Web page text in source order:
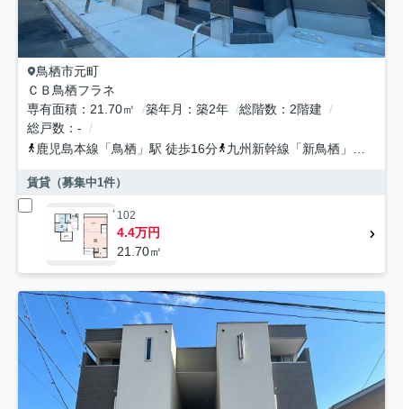
鳥栖市元町
ＣＢ鳥栖フラネ
専有面積
21.70㎡ 築年月 築2年 総階数
2階建
総戸数
-
鹿児島本線 「鳥栖 」駅 徒歩16分 九州新幹線 「新鳥栖 」駅 徒歩28分
賃貸（募集中1件）
102
4.4万円
21.70㎡